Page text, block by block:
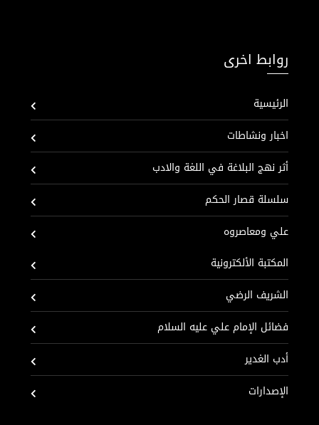
روابط اخرى
الرئيسية
اخبار ونشاطات
أثر نهج البلاغة في اللغة والادب
سلسلة قصار الحكم
علي ومعاصروه
المكتبة الألكترونية
الشريف الرضي
فضائل الإمام علي عليه السلام
أدب الغدير
الإصدارات